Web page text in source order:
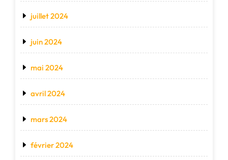
juillet 2024
juin 2024
mai 2024
avril 2024
mars 2024
février 2024